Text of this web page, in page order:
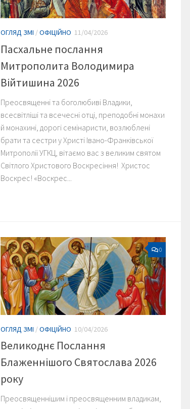
ОГЛЯД ЗМІ /ОФІЦІЙНО 11/04/2026
Пасхальне послання
Митрополита Володимира
Війтишина 2026
Преосвященні та боголюбиві Владики,
всесвітліші та всечесні отці, преподобні монахи
й монахині, дорогі семінаристи, возлюблені
брати та сестри у Христі Івано-Франківської
Митрополії УГКЦ, вітаємо вас з великим святом
Світлого Христового Воскресіння! Христос
Воскрес! «Воскрес...
0
ОГЛЯД ЗМІ /ОФІЦІЙНО 10/04/2026
Великоднє Послання
Блаженнішого Святослава 2026
року
Преосвященнішим і преосвященним владикам,